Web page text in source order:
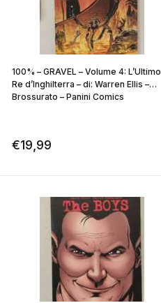
100% – GRAVEL – Volume 4: L’Ultimo
Re d’Inghilterra – di: Warren Ellis –
Brossurato – Panini Comics
€19,99